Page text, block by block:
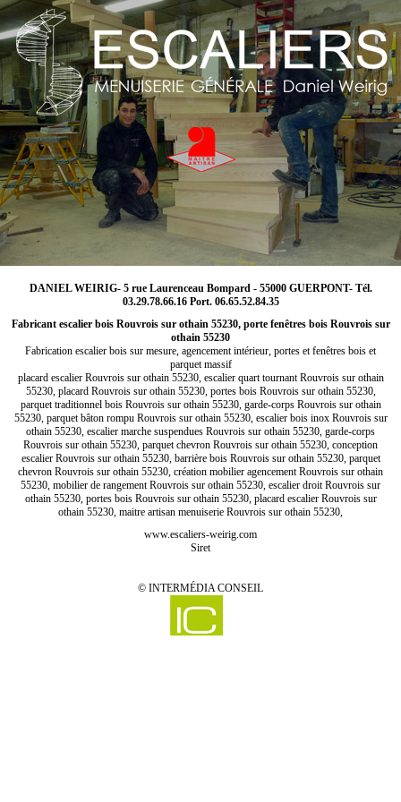
DANIEL WEIRIG- 5 rue Laurenceau Bompard - 55000 GUERPONT- Tél.
03.29.78.66.16 Port. 06.65.52.84.35
Fabricant escalier bois Rouvrois sur othain 55230, porte fenêtres bois Rouvrois sur
othain 55230
Fabrication escalier bois sur mesure, agencement intérieur, portes et fenêtres bois et
parquet massif
placard escalier Rouvrois sur othain 55230, escalier quart tournant Rouvrois sur othain
55230, placard Rouvrois sur othain 55230, portes bois Rouvrois sur othain 55230,
parquet traditionnel bois Rouvrois sur othain 55230, garde-corps Rouvrois sur othain
55230, parquet bâton rompu Rouvrois sur othain 55230, escalier bois inox Rouvrois sur
othain 55230, escalier marche suspendues Rouvrois sur othain 55230, garde-corps
Rouvrois sur othain 55230, parquet chevron Rouvrois sur othain 55230, conception
escalier Rouvrois sur othain 55230, barrière bois Rouvrois sur othain 55230, parquet
chevron Rouvrois sur othain 55230, création mobilier agencement Rouvrois sur othain
55230, mobilier de rangement Rouvrois sur othain 55230, escalier droit Rouvrois sur
othain 55230, portes bois Rouvrois sur othain 55230, placard escalier Rouvrois sur
othain 55230, maitre artisan menuiserie Rouvrois sur othain 55230,
www.escaliers-weirig.com
Siret
© INTERMÉDIA CONSEIL